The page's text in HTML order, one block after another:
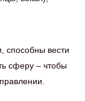
способны вести
сферу – чтобы